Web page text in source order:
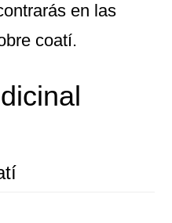
en las
coatí.